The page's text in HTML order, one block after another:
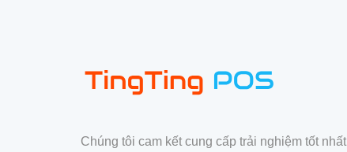
Chúng tôi cam kết cung cấp trải nghiệm tốt nhất